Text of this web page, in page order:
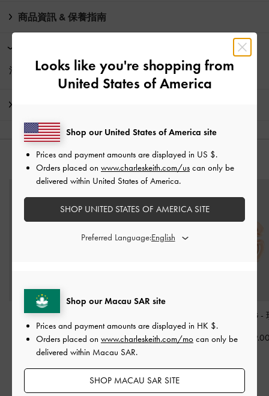
商品資訊 & 保養指南
消費滿HK$350即享免費標準運送
猜你喜歡
字母墜飾 - B
HK$59.00 HK$59.00
字母墜飾 - G -
Looks like you're shopping from
United States of America
Shop our Macau SAR site
Prices and payment amounts are displayed in HK $.
Orders placed on www.charleskeith.com/mo can only be
delivered within Macau SAR.
SHOP MACAU SAR SITE
Shop our United States of America site
Prices and payment amounts are displayed in US $.
Orders placed on www.charleskeith.com/us can only be
delivered within United States of America.
SHOP UNITED STATES OF AMERICA SITE
Preferred Language: